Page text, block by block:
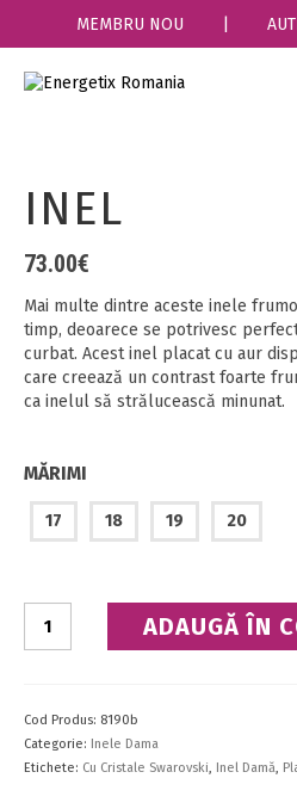
MEMBRU NOU
INEL
73.00€
Mai multe dintre aceste inele
timp, deoarece se potrivesc
curbat. Acest inel placat cu aur
care creează un contrast foarte
ca inelul să strălucească minunat.
MĂRIMI
17 18 19 20
Inel
ADAUGĂ ÎN
Cod Produs: 8190b
Categorie: Inele Dama
Etichete: Cu Cristale Swarovski, Inel Damă,